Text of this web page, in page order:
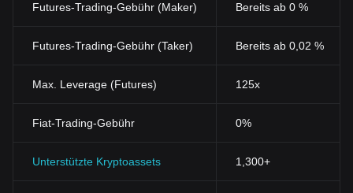
Futures-Trading-Gebühr (Maker) Bereits ab 0 %
Futures-Trading-Gebühr (Taker) Bereits ab 0,02 %
Max. Leverage (Futures) 125x
Fiat-Trading-Gebühr 0%
Unterstützte Kryptoassets 1,300+